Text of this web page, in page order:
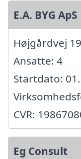
E.A. BYG ApS
Højgårdvej
Ansatte: 4
Startdato:
CVR:
Eg Consult